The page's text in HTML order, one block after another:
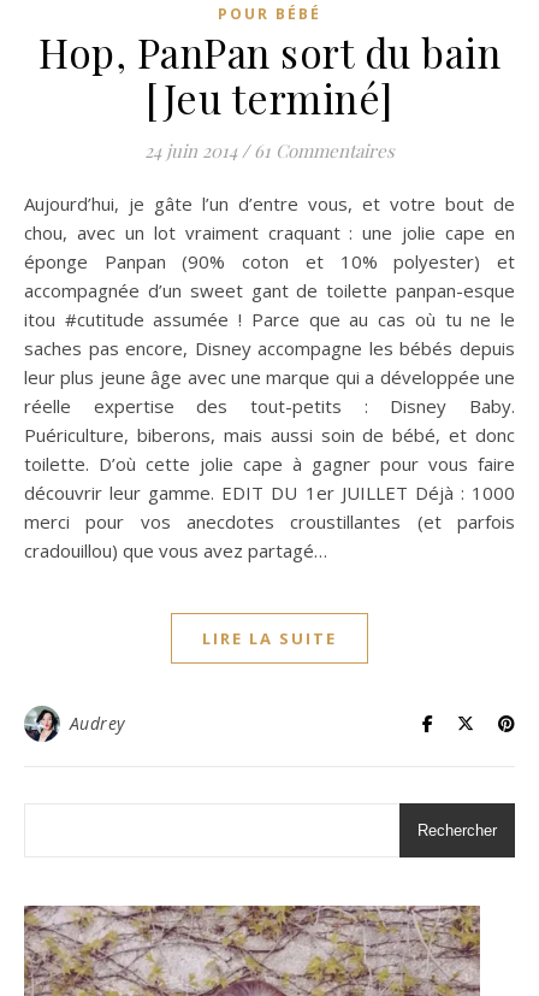
POUR BÉBÉ
Hop, PanPan sort du bain
[Jeu terminé]
24 juin 2014 / 61 Commentaires
Aujourd’hui, je gâte l’un d’entre vous, et votre bout de
chou, avec un lot vraiment craquant : une jolie cape en
éponge Panpan (90% coton et 10% polyester) et
accompagnée d’un sweet gant de toilette panpan-esque
itou #cutitude assumée ! Parce que au cas où tu ne le
saches pas encore, Disney accompagne les bébés depuis
leur plus jeune âge avec une marque qui a développée une
réelle expertise des tout-petits : Disney Baby.
Puériculture, biberons, mais aussi soin de bébé, et donc
toilette. D’où cette jolie cape à gagner pour vous faire
découvrir leur gamme. EDIT DU 1er JUILLET Déjà : 1000
merci pour vos anecdotes croustillantes (et parfois
cradouillou) que vous avez partagé…
LIRE LA SUITE
Audrey
Rechercher